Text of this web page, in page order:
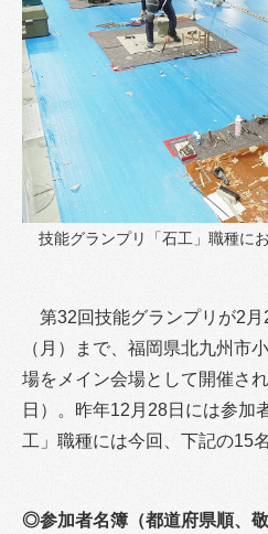
技能グランプリ「石工」職種に
第32回技能グランプリが2月
（月）まで、福岡県北九州市
場をメイン会場として開催さ
日）。昨年12月28日には参加
工」職種には今回、下記の15
◎参加者名簿（都道府県順、敬